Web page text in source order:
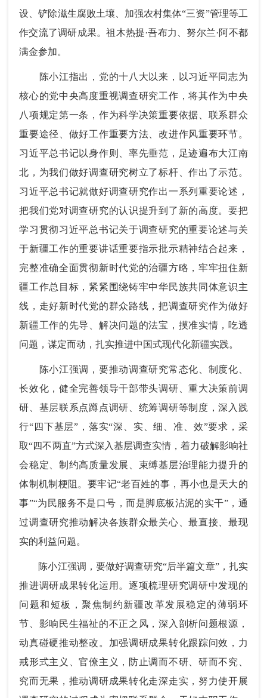
设、铲除滋生腐败土壤、加强农村集体“三资”管理等工
作交流了调研成果。祖木热提·吾布力、努尔兰·阿不都
满金参加。
陈小江指出，党的十八大以来，以习近平同志为
核心的党中央高度重视调查研究工作，将其作为中央
八项规定第一条，作为科学决策重要依据、联系群众
重要途径、做好工作重要方法、改进作风重要环节。
习近平总书记以身作则、率先垂范，足迹遍布大江南
北，为我们做好调查研究树立了标杆、作出了示范。
习近平总书记就做好调查研究作出一系列重要论述，
把我们党对调查研究的认识提升到了新的高度。要把
学习贯彻习近平总书记关于调查研究的重要论述与关
于新疆工作的重要讲话重要指示批示精神结合起来，
完整准确全面贯彻新时代党的治疆方略，牢牢扭住新
疆工作总目标，紧紧围绕铸牢中华民族共同体意识主
线，走好新时代党的群众路线，把调查研究作为做好
新疆工作的先导、解决问题的法宝，摸准实情，吃透
问题，谋定而动，扎实推进中国式现代化新疆实践。
陈小江强调，要推动调查研究常态化、制度化、
长效化，健全完善领导干部带头调研、重大决策前调
研、基层联系点蹲点调研、统筹调研等制度，深入践
行“四下基层”，落实“深、实、细、准、效”要求，采
取“四不两直”方式深入基层调查实情，着力破解影响社
会稳定、制约高质量发展、束缚基层治理能力提升的
体制机制梗阻。要牢记“老百姓的事，再小也是天大的
事”“为民服务不是口号，而是脚底板沾泥的实干”，通
过调查研究推动解决各族群众最关心、最直接、最现
实的利益问题。
陈小江强调，要做好调查研究“后半篇文章”，扎实
推进调研成果转化运用。逐项梳理研究调研中发现的
问题和短板，聚焦制约新疆改革发展稳定的薄弱环
节、影响民生福祉的不正之风，深入剖析问题根源，
动真碰硬推动整改。加强调研成果转化跟踪问效，力
戒形式主义、官僚主义，防止调而不研、研而不究、
究而无果，推动调研成果转化走深走实，努力使开展